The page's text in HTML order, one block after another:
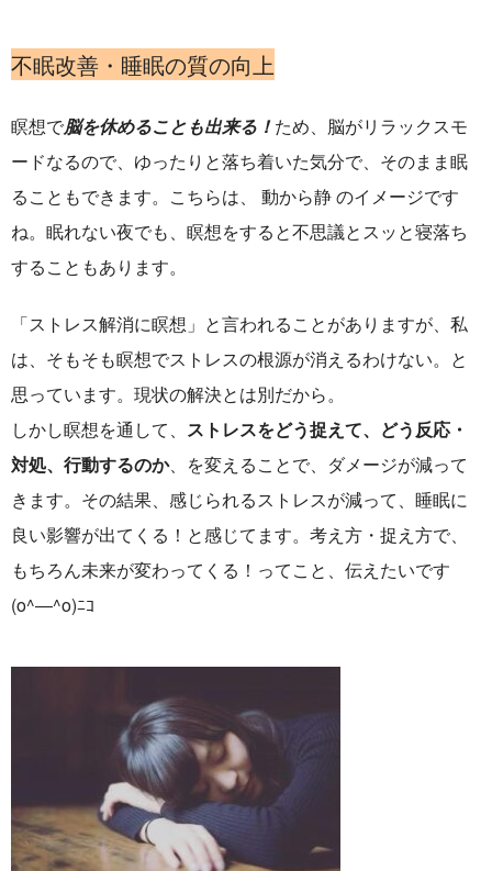
不眠改善・睡眠の質の向上
瞑想で脳を休めることも出来る！ため、脳がリラックスモ
ードなるので、ゆったりと落ち着いた気分で、そのまま眠
ることもできます。こちらは、 動から静 のイメージです
ね。眠れない夜でも、瞑想をすると不思議とスッと寝落ち
することもあります。
「ストレス解消に瞑想」と言われることがありますが、私
は、そもそも瞑想でストレスの根源が消えるわけない。と
思っています。現状の解決とは別だから。
しかし瞑想を通して、 ストレスをどう捉えて、どう反応・
対処、行動するのか、を変えることで、ダメージが減って
きます。その結果、感じられるストレスが減って、睡眠に
良い影響が出てくる！と感じてます。考え方・捉え方で、
もちろん未来が変わってくる！ってこと、伝えたいです
(o^―^o)ﾆｺ